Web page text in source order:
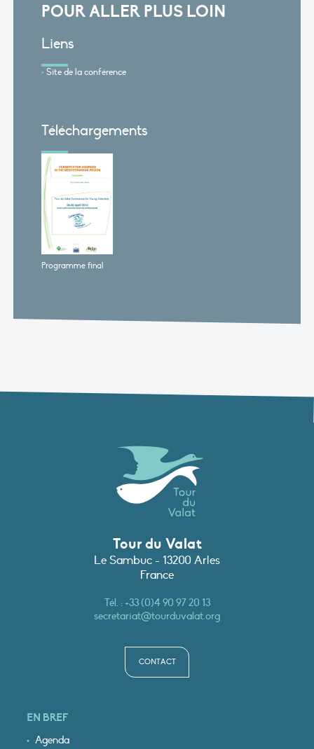
POUR ALLER PLUS LOIN
Liens
Site de la conférence
Téléchargements
Programme final
Tour du Valat
Le Sambuc - 13200 Arles
France
Tél. :+33 (0)4 90 97 20 13
secretariat@tourduvalat.org
CONTACT
EN BREF
Agenda